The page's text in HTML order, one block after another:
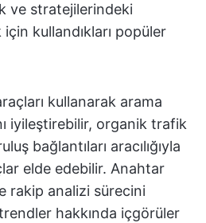
ve stratejilerindeki
kullandıkları popüler
kullanarak arama
iyileştirebilir, organik trafik
bağlantıları aracılığıyla
elde edebilir. Anahtar
rakip analizi sürecini
hakkında içgörüler